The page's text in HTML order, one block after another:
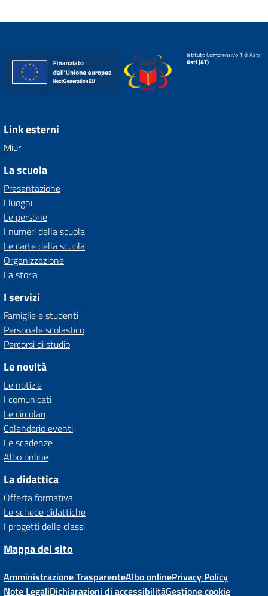
Istituto Comprensivo 1 di Asti
Asti (AT)
Link esterni
Miur
La scuola
Presentazione
I luoghi
Le persone
I numeri della scuola
Le carte della scuola
Organizzazione
La storia
I servizi
Famiglie e studenti
Personale scolastico
Percorsi di studio
Le novità
Le notizie
I comunicati
Le circolari
Calendario eventi
Le scadenze
Albo online
La didattica
Offerta formativa
Le schede didattiche
I progetti delle classi
Mappa del sito
Amministrazione TrasparenteAlbo onlinePrivacy Policy
Note LegaliDichiarazioni di accessibilitàGestione cookie